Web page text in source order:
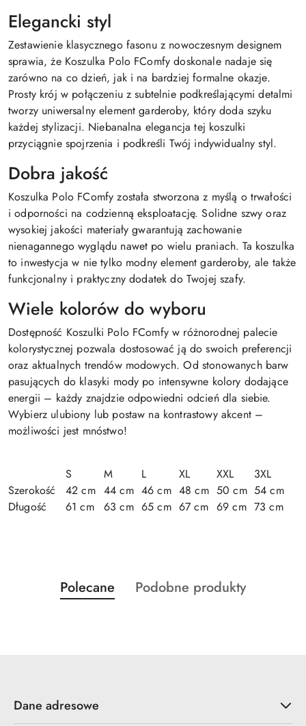
Elegancki styl
Zestawienie klasycznego fasonu z nowoczesnym designem
sprawia, że Koszulka Polo FComfy doskonale nadaje się
zarówno na co dzień, jak i na bardziej formalne okazje.
Prosty krój w połączeniu z subtelnie podkreślającymi detalmi
tworzy uniwersalny element garderoby, który doda szyku
każdej stylizacji. Niebanalna elegancja tej koszulki
przyciągnie spojrzenia i podkreśli Twój indywidualny styl.
Dobra jakość
Koszulka Polo FComfy została stworzona z myślą o trwałości
i odporności na codzienną eksploatację. Solidne szwy oraz
wysokiej jakości materiały gwarantują zachowanie
nienagannego wyglądu nawet po wielu praniach. Ta koszulka
to inwestycja w nie tylko modny element garderoby, ale także
funkcjonalny i praktyczny dodatek do Twojej szafy.
Wiele kolorów do wyboru
Dostępność Koszulki Polo FComfy w różnorodnej palecie
kolorystycznej pozwala dostosować ją do swoich preferencji
oraz aktualnych trendów modowych. Od stonowanych barw
pasujących do klasyki mody po intensywne kolory dodające
energii – każdy znajdzie odpowiedni odcień dla siebie.
Wybierz ulubiony lub postaw na kontrastowy akcent –
możliwości jest mnóstwo!
S M L XL XXL
3XL
Szerokość
42 cm 44 cm 46 cm 48 cm 50 cm 54 cm
Długość
61 cm 63 cm 65 cm 67 cm 69 cm 73 cm
Pomiń karuzelę produktów
Produkty
o
Polecane
Produkty
Podobne produkty
Dane adresowe